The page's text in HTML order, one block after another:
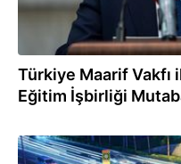
Türkiye Maarif Vakfı
Eğitim İşbirliği
10.06.2024